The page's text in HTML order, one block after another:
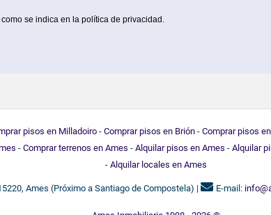
se indica en la política de privacidad.
pisos en Milladoiro - Comprar pisos en Brión - Comprar pisos
- Comprar terrenos en Ames - Alquilar pisos en Ames - Alquilar
- Alquilar locales en Ames
Ames (Próximo a Santiago de Compostela) | E-mail: